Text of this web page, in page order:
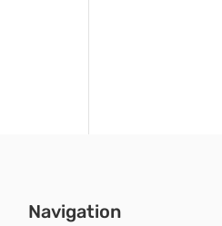
Navigation